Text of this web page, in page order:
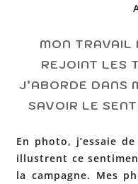
MON TRAVAIL
REJOINT LES
J’ABORDE DANS
SAVOIR LE
En photo, j’essaie
illustrent ce
la campagne. Mes